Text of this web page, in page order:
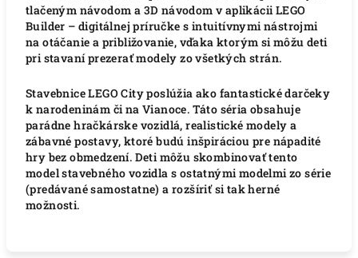
tlačeným návodom a 3D návodom v aplikácii LEGO
Builder – digitálnej príručke s intuitívnymi nástrojmi
na otáčanie a približovanie, vďaka ktorým si môžu deti
pri stavaní prezerať modely zo všetkých strán.
Stavebnice LEGO City poslúžia ako fantastické darčeky
k narodeninám či na Vianoce. Táto séria obsahuje
parádne hračkárske vozidlá, realistické modely a
zábavné postavy, ktoré budú inšpiráciou pre nápadité
hry bez obmedzení. Deti môžu skombinovať tento
model stavebného vozidla s ostatnými modelmi zo série
(predávané samostatne) a rozšíriť si tak herné
možnosti.